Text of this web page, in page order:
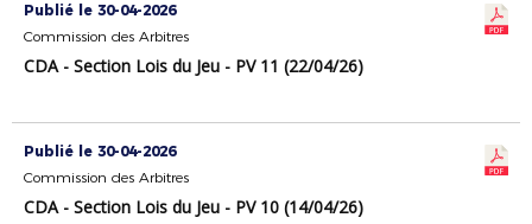
Publié le 30-04-2026
Commission des Arbitres
CDA - Section Lois du Jeu - PV 11 (22/04/26)
Publié le 30-04-2026
Commission des Arbitres
CDA - Section Lois du Jeu - PV 10 (14/04/26)